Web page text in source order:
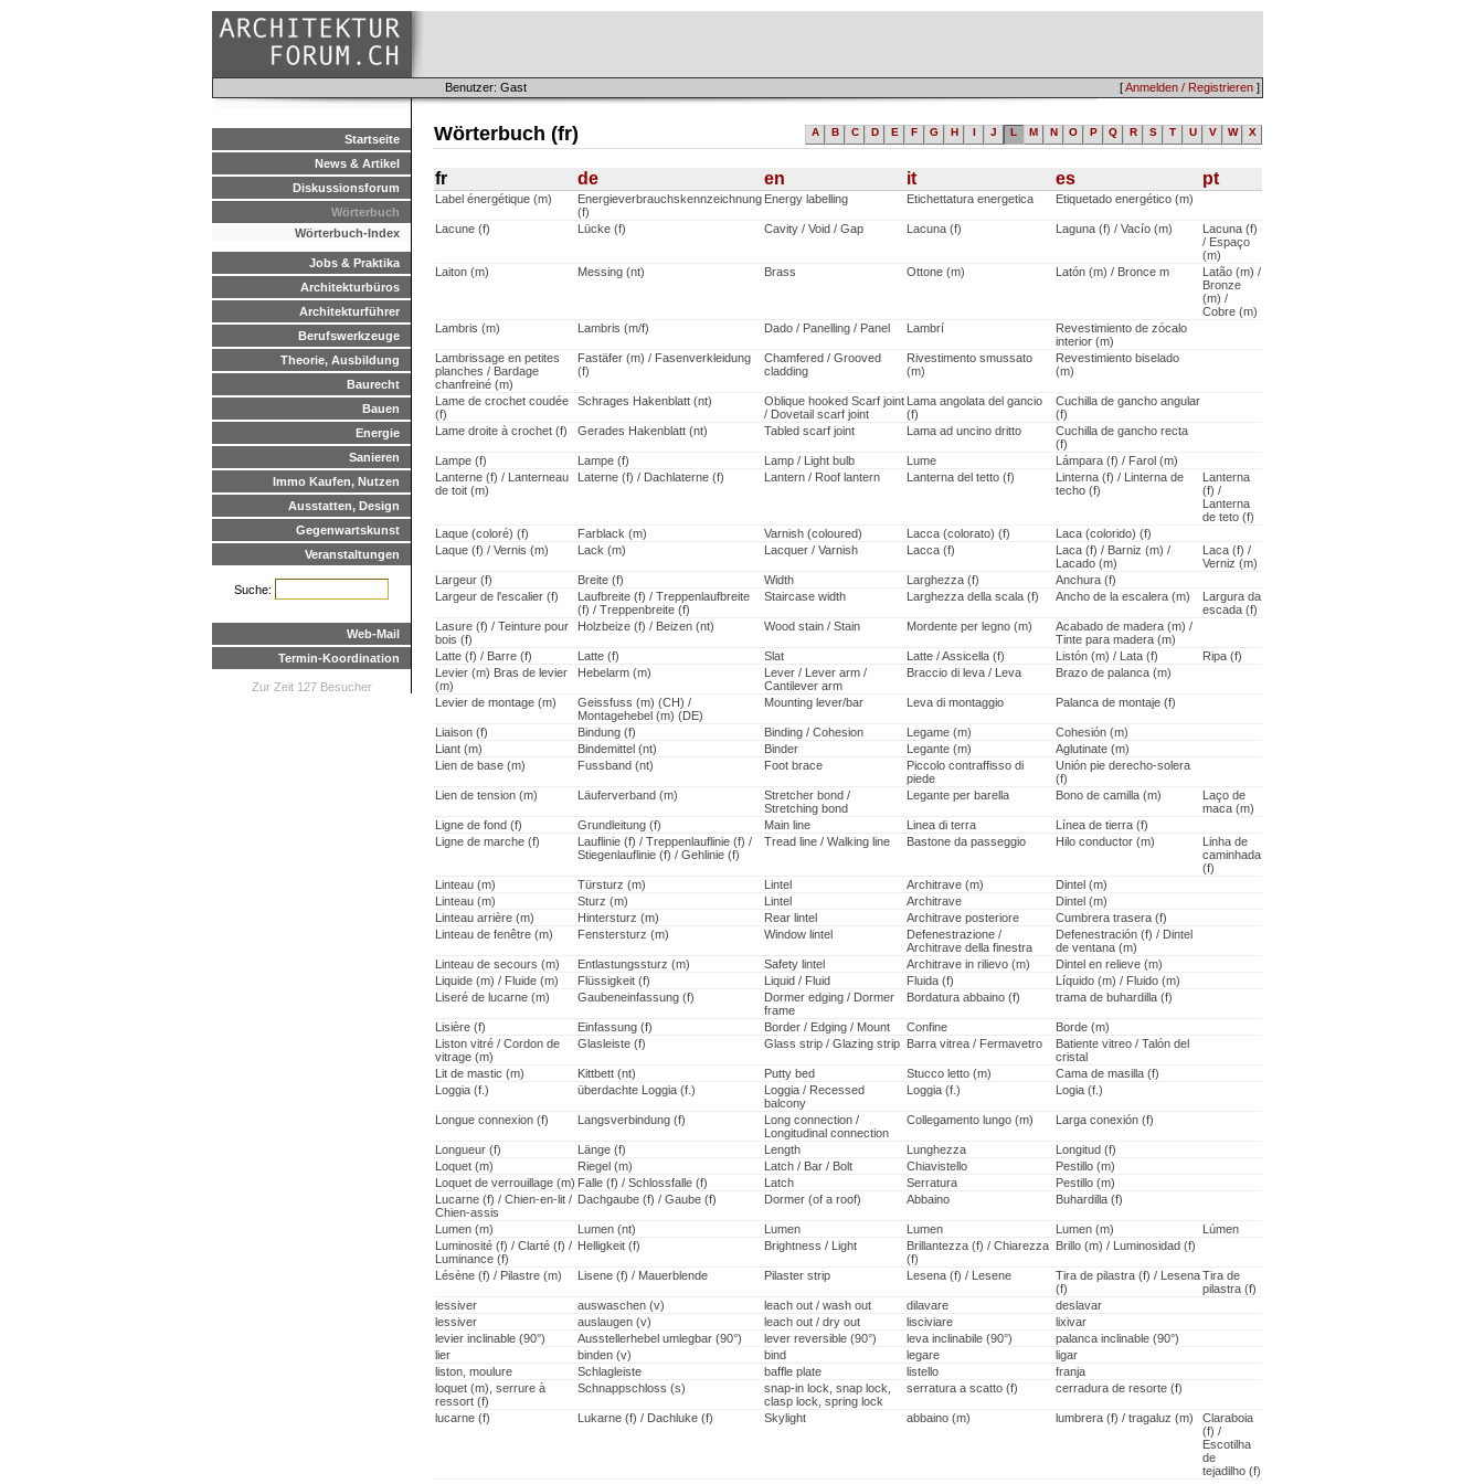
[Anmelden / Registrieren ]
Benutzer: Gast
Startseite
News & Artikel
Diskussionsforum
Wörterbuch
Wörterbuch-Index
Jobs & Praktika
Architekturbüros
Architekturführer
Berufswerkzeuge
Theorie, Ausbildung
Baurecht
Bauen
Energie
Sanieren
Immo Kaufen, Nutzen
Ausstatten, Design
Gegenwartskunst
Veranstaltungen
Suche:
Web-Mail
Termin-Koordination
Zur Zeit 127 Besucher
Wörterbuch (fr) A B C D E F G H I J L M N O P Q R S T U V W X
fr de en it es pt
Label énergétique (m)
Energieverbrauchskennzeichnung
(f)
Energy labelling Etichettatura energetica Etiquetado energético (m)
Lacune (f) Lücke (f) Cavity / Void / Gap Lacuna (f) Laguna (f) / Vacío (m)
Lacuna (f)
/ Espaço
(m)
Laiton (m)
Messing (nt) Brass Ottone (m) Latón (m) / Bronce m
Latão (m) /
Bronze
(m) /
Cobre (m)
Lambris (m)
Lambris (m/f) Dado / Panelling / Panel Lambrí
Revestimiento de zócalo
interior (m)
Lambrissage en petites
planches / Bardage
chanfreiné (m)
Fastäfer (m) / Fasenverkleidung
(f)
Chamfered / Grooved
cladding
Rivestimento smussato
(m)
Revestimiento biselado
(m)
Lame de crochet coudée
(f)
Schrages Hakenblatt (nt)
Oblique hooked Scarf joint
/ Dovetail scarf joint
Lama angolata del gancio
(f)
Cuchilla de gancho angular
(f)
Lame droite à crochet (f)
Gerades Hakenblatt (nt) Tabled scarf joint Lama ad uncino dritto
Cuchilla de gancho recta
(f)
Lampe (f)
Lampe (f) Lamp / Light bulb Lume
Lámpara (f) / Farol (m)
Lanterne (f) / Lanterneau
de toit (m)
Laterne (f) / Dachlaterne (f) Lantern / Roof lantern Lanterna del tetto (f)
Linterna (f) / Linterna de
techo (f)
Lanterna
(f) /
Lanterna
de teto (f)
Laque (coloré) (f)
Farblack (m) Varnish (coloured) Lacca (colorato) (f)
Laca (colorido) (f)
Laque (f) / Vernis (m)
Lack (m) Lacquer / Varnish Lacca (f)
Laca (f) / Barniz (m) /
Lacado (m)
Laca (f) /
Verniz (m)
Largeur (f)
Breite (f) Width Larghezza (f)
Anchura (f)
Largeur de l'escalier (f)
Laufbreite (f) / Treppenlaufbreite
(f) / Treppenbreite (f)
Staircase width Larghezza della scala (f) Ancho de la escalera (m)
Largura da
escada (f)
Lasure (f) / Teinture pour
bois (f)
Holzbeize (f) / Beizen (nt) Wood stain / Stain Mordente per legno (m)
Acabado de madera (m) /
Tinte para madera (m)
Latte (f) / Barre (f)
Latte (f) Slat Latte / Assicella (f) Listón (m) / Lata (f)
Ripa (f)
Levier (m) Bras de levier
(m)
Hebelarm (m)
Lever / Lever arm /
Cantilever arm
Braccio di leva / Leva Brazo de palanca (m)
Levier de montage (m)
Geissfuss (m) (CH) /
Montagehebel (m) (DE)
Mounting lever/bar Leva di montaggio Palanca de montaje (f)
Liaison (f) Bindung (f) Binding / Cohesion Legame (m)
Cohesión (m)
Liant (m)
Bindemittel (nt) Binder Legante (m)
Aglutinate (m)
Lien de base (m)
Fussband (nt) Foot brace
Piccolo contraffisso di
piede
Unión pie derecho-solera
(f)
Lien de tension (m)
Läuferverband (m)
Stretcher bond /
Stretching bond
Legante per barella Bono de camilla (m)
Laço de
maca (m)
Ligne de fond (f)
Grundleitung (f) Main line Linea di terra
Línea de tierra (f)
Ligne de marche (f)
Lauflinie (f) / Treppenlauflinie (f) /
Stiegenlauflinie (f) / Gehlinie (f)
Tread line / Walking line Bastone da passeggio Hilo conductor (m)
Linha de
caminhada
(f)
Linteau (m)
Türsturz (m) Lintel Architrave (m)
Dintel (m)
Linteau (m)
Sturz (m) Lintel Architrave
Dintel (m)
Linteau arrière (m)
Hintersturz (m) Rear lintel Architrave posteriore
Cumbrera trasera (f)
Linteau de fenêtre (m)
Fenstersturz (m) Window lintel
Defenestrazione /
Architrave della finestra
Defenestración (f) / Dintel
de ventana (m)
Linteau de secours (m)
Entlastungssturz (m) Safety lintel Architrave in rilievo (m)
Dintel en relieve (m)
Liquide (m) / Fluide (m)
Flüssigkeit (f) Liquid / Fluid Fluida (f)
Líquido (m) / Fluido (m)
Liseré de lucarne (m)
Gaubeneinfassung (f)
Dormer edging / Dormer
frame
Bordatura abbaino (f) trama de buhardilla (f)
Lisière (f) Einfassung (f) Border / Edging / Mount Confine
Borde (m)
Liston vitré / Cordon de
vitrage (m)
Glasleiste (f) Glass strip / Glazing strip Barra vitrea / Fermavetro
Batiente vitreo / Talón del
cristal
Lit de mastic (m)
Kittbett (nt) Putty bed Stucco letto (m)
Cama de masilla (f)
Loggia (f.)
überdachte Loggia (f.)
Loggia / Recessed
balcony
Loggia (f.) Logia (f.)
Longue connexion (f) Langsverbindung (f)
Long connection /
Longitudinal connection
Collegamento lungo (m) Larga conexión (f)
Longueur (f) Länge (f) Length Lunghezza
Longitud (f)
Loquet (m)
Riegel (m) Latch / Bar / Bolt Chiavistello
Pestillo (m)
Loquet de verrouillage (m) Falle (f) / Schlossfalle (f) Latch Serratura
Pestillo (m)
Lucarne (f) / Chien-en-lit /
Chien-assis
Dachgaube (f) / Gaube (f) Dormer (of a roof) Abbaino Buhardilla (f)
Lumen (m) Lumen (nt) Lumen Lumen Lumen (m)
Lúmen
Luminosité (f) / Clarté (f) /
Luminance (f)
Helligkeit (f) Brightness / Light
Brillantezza (f) / Chiarezza
(f)
Brillo (m) / Luminosidad (f)
Lésène (f) / Pilastre (m) Lisene (f) / Mauerblende Pilaster strip Lesena (f) / Lesene
Tira de pilastra (f) / Lesena
(f)
Tira de
pilastra (f)
lessiver
auswaschen (v) leach out / wash out dilavare
deslavar
lessiver
auslaugen (v) leach out / dry out lisciviare
lixivar
levier inclinable (90°)
Ausstellerhebel umlegbar (90°) lever reversible (90°) leva inclinabile (90°)
palanca inclinable (90°)
lier
binden (v) bind legare
ligar
liston, moulure
Schlagleiste baffle plate listello
franja
loquet (m), serrure à
ressort (f)
Schnappschloss (s)
snap-in lock, snap lock,
clasp lock, spring lock
serratura a scatto (f) cerradura de resorte (f)
lucarne (f) Lukarne (f) / Dachluke (f) Skylight abbaino (m) lumbrera (f) / tragaluz (m)
Claraboia
(f) /
Escotilha
de
tejadilho (f)